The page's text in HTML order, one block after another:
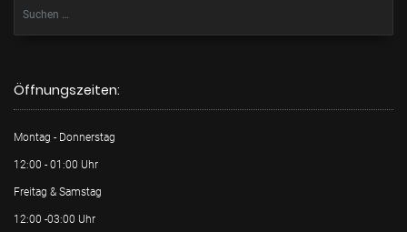
Öffnungszeiten:
Montag - Donnerstag
12:00 - 01:00 Uhr
Freitag & Samstag
12:00 -03:00 Uhr